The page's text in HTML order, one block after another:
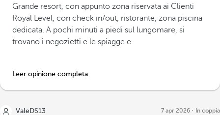
Grande resort, con appunto zona riservata ai Clienti
Royal Level, con check in/out, ristorante, zona piscina
dedicata. A pochi minuti a piedi sul lungomare, si
trovano i negozietti e le spiagge e
Leer opinione completa
ValeDS13 7 apr 2026 In coppia